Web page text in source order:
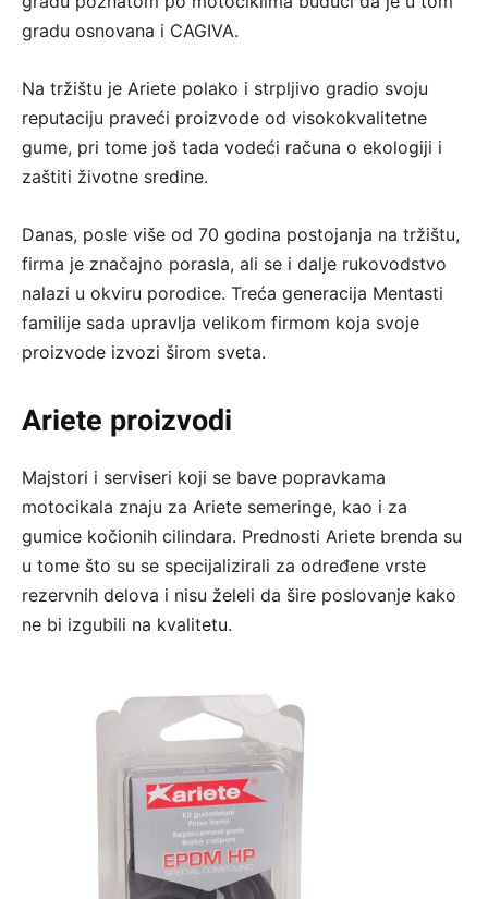
gradu osnovana i CAGIVA.
Na tržištu je Ariete polako i strpljivo gradio svoju
reputaciju praveći proizvode od visokokvalitetne
gume, pri tome još tada vodeći računa o ekologiji i
zaštiti životne sredine.
Danas, posle više od 70 godina postojanja na tržištu,
firma je značajno porasla, ali se i dalje rukovodstvo
nalazi u okviru porodice. Treća generacija Mentasti
familije sada upravlja velikom firmom koja svoje
proizvode izvozi širom sveta.
Ariete proizvodi
Majstori i serviseri koji se bave popravkama
motocikala znaju za Ariete semeringe, kao i za
gumice kočionih cilindara. Prednosti Ariete brenda su
u tome što su se specijalizirali za određene vrste
rezervnih delova i nisu želeli da šire poslovanje kako
ne bi izgubili na kvalitetu.